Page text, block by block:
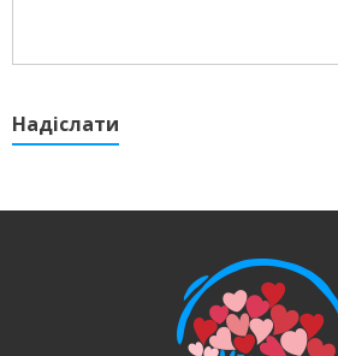
Надіслати